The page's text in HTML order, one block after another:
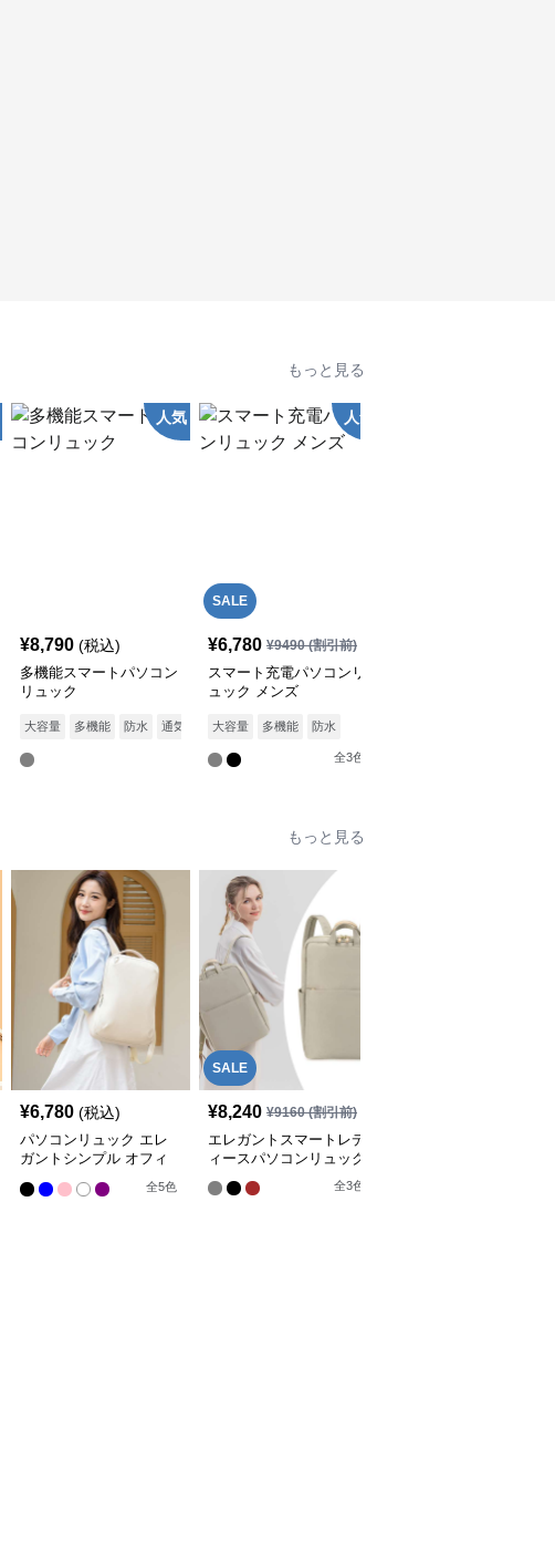
もっと見る
人気
¥8,790 (税込)
多機能スマートパソコン
リュック
大容量 多機能 防水 通気性
SALE
人気
¥6,780 ¥9490(割引前)
スマート充電パソコンリ
ュック メンズ
大容量 多機能 防水
全3色
もっと見る
¥6,780 (税込)
パソコンリュック エレ
ガントシンプル オフィ
全5色
SALE
¥8,240 ¥9160(割引前)
エレガントスマートレデ
ィースパソコンリュック
全3色